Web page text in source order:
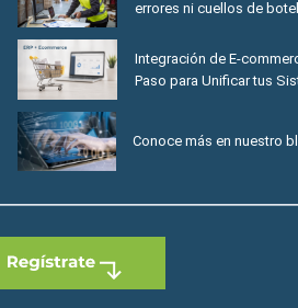
errores ni cuellos de
Integración de E-
Paso para Unificar tus
Conoce más en nuestro